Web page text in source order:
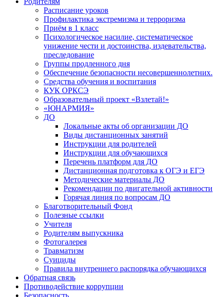
Расписание уроков
Профилактика экстремизма и терроризма
Приём в 1 класс
Психологическое насилие, систематическое
унижение чести и достоинства, издевательства,
преследование
Группы продленного дня
Обеспечение безопасности несовершеннолетних.
Средства обучения и воспитания
КУК ОРКСЭ
Образовательный проект «Взлетай!»
«ЮНАРМИЯ»
ДО
Локальные акты об организации ДО
Виды дистанционных занятий
Инструкции для родителей
Инструкции для обучающихся
Перечень платформ для ДО
Дистанционная подготовка к ОГЭ и ЕГЭ
Методические материалы ДО
Рекомендации по двигательной активности
Горячая линия по вопросам ДО
Благотворительный Фонд
Полезные ссылки
Учителя
Родителям выпускника
Фотогалерея
Травматизм
Суициды
Правила внутреннего распорядка обучающихся
Обратная связь
Противодействие коррупции